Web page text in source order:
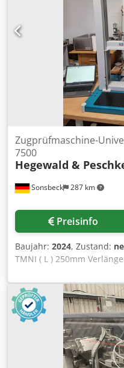
Sonsbeck 287 km
Zugprüfmaschine-
7500
Hegewald &
Preisinfo
Baujahr: 2024, Zustand:
TMNI ( L ) 250mm
entsprechend DIN EN ISO
Kugelumlaufspindeln,
5 kN, Steifigkeit 9,4 kN/
Arbeitsraumbreite: 420
Prüfwerkzeuge, Adapter
Prüfraumhöhe (zwischen
ohne Prüfwerkzeuge,